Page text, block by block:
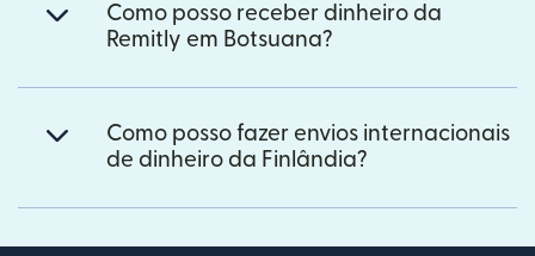
Como posso receber dinheiro da
Remitly em Botsuana?
Como posso fazer envios internacionais
de dinheiro da Finlândia?